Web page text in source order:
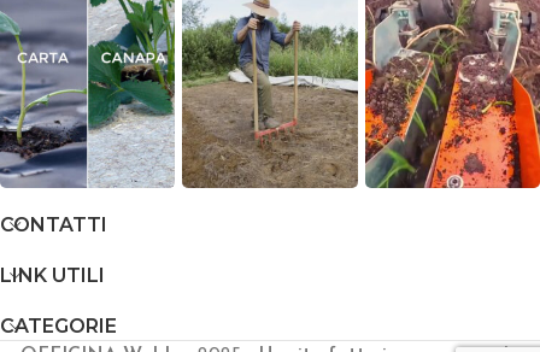
CONTATTI
LINK UTILI
CATEGORIE